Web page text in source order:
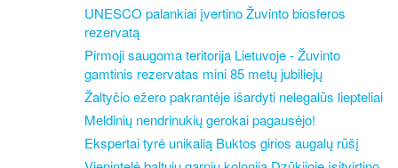
UNESCO palankiai įvertino Žuvinto biosferos
rezervatą
Pirmoji saugoma teritorija Lietuvoje - Žuvinto
gamtinis rezervatas mini 85 metų jubiliejų
Žaltyčio ežero pakrantėje išardyti nelegalūs liepteliai
Meldinių nendrinukių gerokai pagausėjo!
Ekspertai tyrė unikalią Buktos girios augalų rūšį